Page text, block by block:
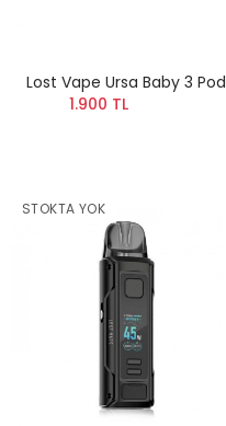
Lost Vape Ursa Baby 3 Pod
1.900 TL
STOKTA YOK